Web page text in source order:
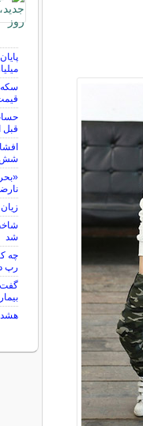
قبل
زیان ۱۳۸همتی به صندوق
شد
چه
رپ